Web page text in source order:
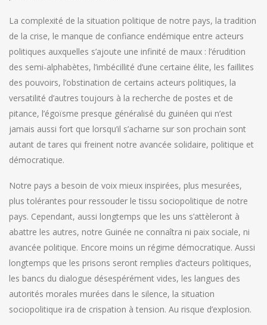
La complexité de la situation politique de notre pays, la tradition
de la crise, le manque de confiance endémique entre acteurs
politiques auxquelles s’ajoute une infinité de maux : l’érudition
des semi-alphabètes, l’imbécillité d’une certaine élite, les faillites
des pouvoirs, l’obstination de certains acteurs politiques, la
versatilité d’autres toujours à la recherche de postes et de
pitance, l’égoïsme presque généralisé du guinéen qui n’est
jamais aussi fort que lorsqu’il s’acharne sur son prochain sont
autant de tares qui freinent notre avancée solidaire, politique et
démocratique.
Notre pays a besoin de voix mieux inspirées, plus mesurées,
plus tolérantes pour ressouder le tissu sociopolitique de notre
pays. Cependant, aussi longtemps que les uns s’attèleront à
abattre les autres, notre Guinée ne connaîtra ni paix sociale, ni
avancée politique. Encore moins un régime démocratique. Aussi
longtemps que les prisons seront remplies d’acteurs politiques,
les bancs du dialogue désespérément vides, les langues des
autorités morales murées dans le silence, la situation
sociopolitique ira de crispation à tension. Au risque d’explosion.